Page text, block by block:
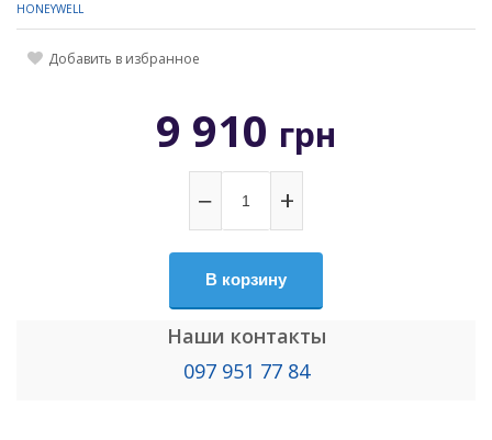
HONEYWELL
Добавить в избранное
9 910 грн
− +
В корзину
Наши контакты
097 951 77 84